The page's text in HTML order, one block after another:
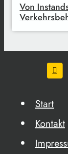
Von
Start
Kontakt